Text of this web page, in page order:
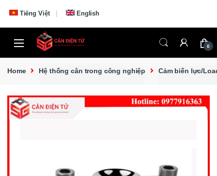
Tiếng Việt English
0
Home Hệ thống cân trong công nghiệp Cảm biến lực/